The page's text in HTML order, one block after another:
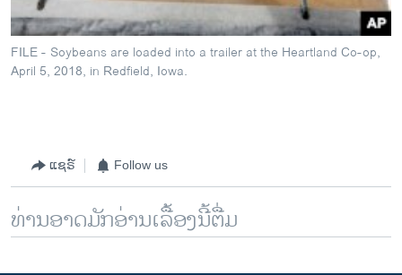
FILE - Soybeans are loaded into a trailer at the Heartland Co-op,
April 5, 2018, in Redfield, Iowa.
ແຊຣ໌ Follow us
ທ່ານອາດມັກອ່ານເລື້ອງນີ້ຕື່ມ